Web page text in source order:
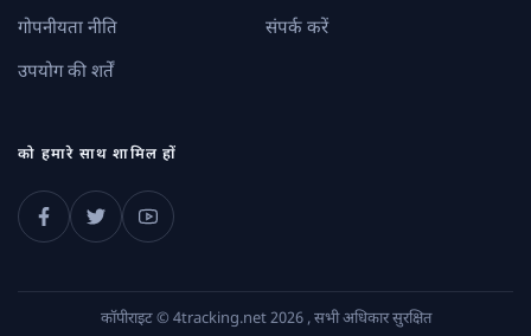
गोपनीयता नीति
उपयोग की शर्तें
संपर्क करें
को हमारे साथ शामिल हों
कॉपीराइट © 4tracking.net 2026 , सभी अधिकार सुरक्षित